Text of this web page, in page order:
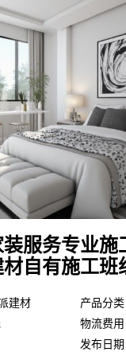
服务专业施
自有施工班
建材
产品分
物流费